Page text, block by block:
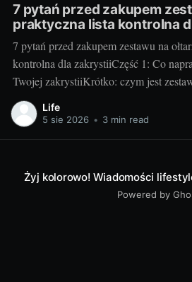
7 pytań przed zakupem
praktyczna lista kontrolna
7 pytań przed zakupem zestawu na
kontrolna dla zakrystiiCzęść 1: Co
Twojej zakrystiiKrótko: czym jest
zwykle się składa. Klasyczny zestaw to
lub cyborium, lavabo (miseczka i
Life
5 sie 2026 • 3 min read
Żyj kolorowo! Wiadomości
Powered by